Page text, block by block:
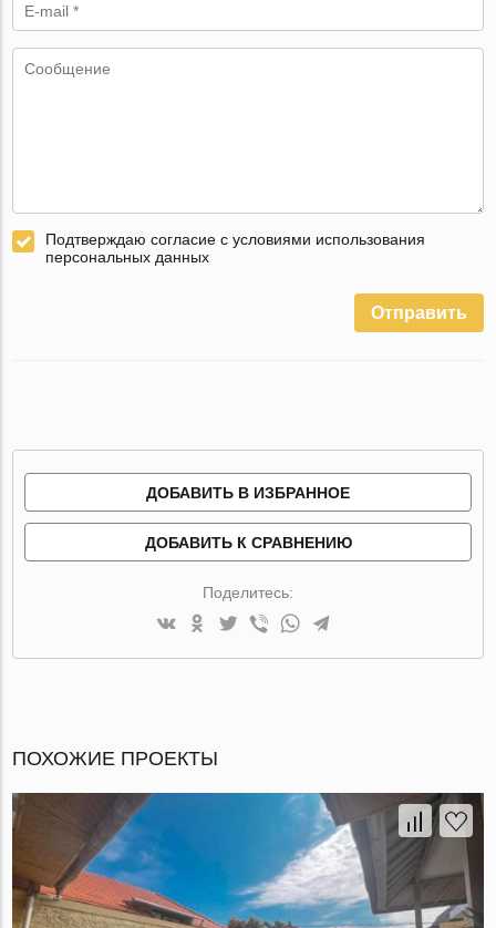
Подтверждаю согласие с условиями использования
персональных данных
Отправить
ДОБАВИТЬ В ИЗБРАННОЕ
ДОБАВИТЬ К СРАВНЕНИЮ
Поделитесь:
ПОХОЖИЕ ПРОЕКТЫ